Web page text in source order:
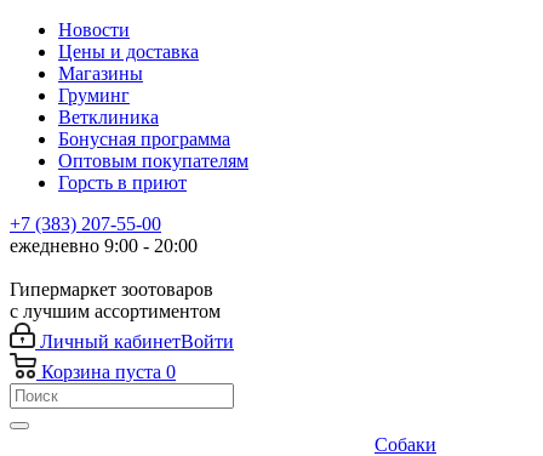
Новости
Цены и доставка
Магазины
Груминг
Ветклиника
Бонусная программа
Оптовым покупателям
Горсть в приют
+7 (383) 207-55-00
ежедневно 9:00 - 20:00
Гипермаркет зоотоваров
с лучшим ассортиментом
Личный кабинетВойти
Корзина пуста 0
Собаки